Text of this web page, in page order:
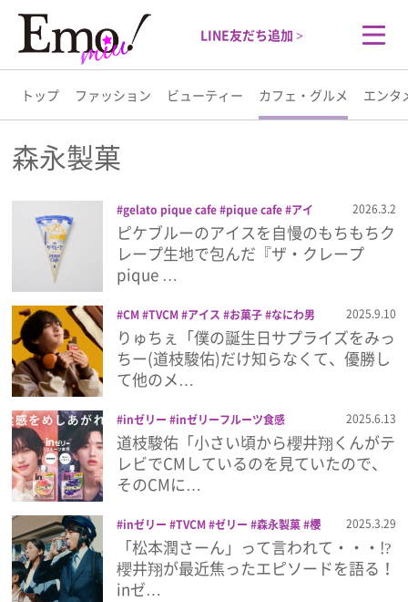
LINE友だち追加 >
トップ ファッション ビューティー カフェ・グルメ エンタ
トップ
ファッション
ビューティー
カフェ・グルメ
エンタメ
ライフスタイル
プレゼント
インタビュー
フィルム
森永製菓
gelato pique cafe pique cafe
アイ
ス コンビニ ザ・クレープ
スイーツ
セブン-イレブン ピケカフェ 森永製菓
2026.3.2
ピケブルーのアイスを自慢のもちもちク
レープ生地で包んだ『ザ・クレープ
pique …
CM TVCM アイス お菓子
なにわ男
子 大西流星 板チョコアイス 森永製菓
2025.9.10
りゅちぇ「僕の誕生日サプライズをみっ
ちー(道枝駿佑)だけ知らなくて、優勝し
て他のメ…
inゼリー
inゼリーフルーツ食感
TVCM ゼリー なにわ男子 もも 巨峰
森永製菓 道枝駿佑 飲むゼリー
2025.6.13
道枝駿佑「小さい頃から櫻井翔くんがテ
レビでCMしているのを見ていたので、
そのCMに…
inゼリー TVCM ゼリー 森永製菓 櫻
井翔
2025.3.29
「松本潤さーん」って言われて・・・!?
櫻井翔が最近焦ったエピソードを語る！
inゼ…